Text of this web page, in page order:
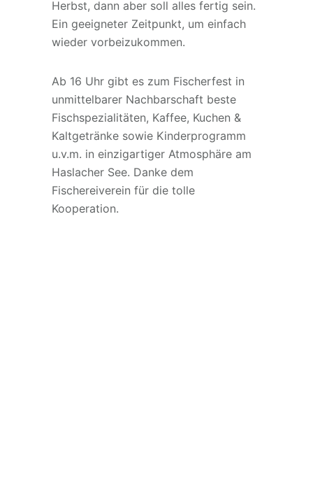
Herbst, dann aber soll alles fertig sein.
Ein geeigneter Zeitpunkt, um einfach
wieder vorbeizukommen.
Ab 16 Uhr gibt es zum Fischerfest in
unmittelbarer Nachbarschaft beste
Fischspezialitäten, Kaffee, Kuchen &
Kaltgetränke sowie Kinderprogramm
u.v.m. in einzigartiger Atmosphäre am
Haslacher See. Danke dem
Fischereiverein für die tolle
Kooperation.